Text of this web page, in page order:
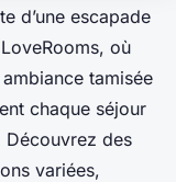
d’une escapade
où
tamisée
chaque séjour
Découvrez des
variées,